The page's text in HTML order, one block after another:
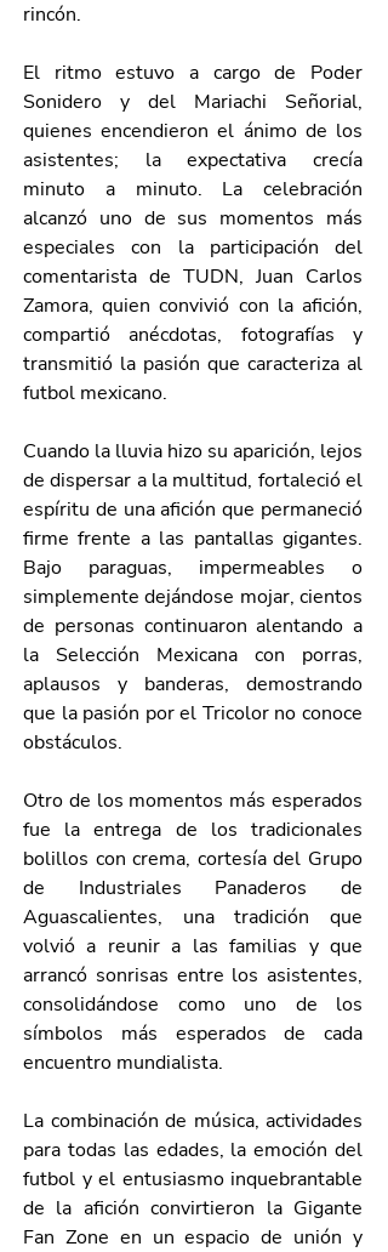
rincón.
El ritmo estuvo a cargo de Poder
Sonidero y del Mariachi Señorial,
quienes encendieron el ánimo de los
asistentes; la expectativa crecía
minuto a minuto. La celebración
alcanzó uno de sus momentos más
especiales con la participación del
comentarista de TUDN, Juan Carlos
Zamora, quien convivió con la afición,
compartió anécdotas, fotografías y
transmitió la pasión que caracteriza al
futbol mexicano.
Cuando la lluvia hizo su aparición, lejos
de dispersar a la multitud, fortaleció el
espíritu de una afición que permaneció
firme frente a las pantallas gigantes.
Bajo paraguas, impermeables o
simplemente dejándose mojar, cientos
de personas continuaron alentando a
la Selección Mexicana con porras,
aplausos y banderas, demostrando
que la pasión por el Tricolor no conoce
obstáculos.
Otro de los momentos más esperados
fue la entrega de los tradicionales
bolillos con crema, cortesía del Grupo
de Industriales Panaderos de
Aguascalientes, una tradición que
volvió a reunir a las familias y que
arrancó sonrisas entre los asistentes,
consolidándose como uno de los
símbolos más esperados de cada
encuentro mundialista.
La combinación de música, actividades
para todas las edades, la emoción del
futbol y el entusiasmo inquebrantable
de la afición convirtieron la Gigante
Fan Zone en un espacio de unión y